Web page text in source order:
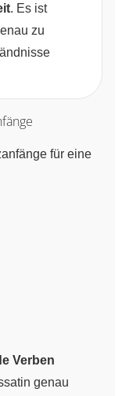
. Es ist
zu
für eine
Verben
genau